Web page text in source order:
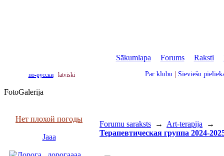
Sākumlapa Forums| Raksti
по-русски latviski Par klubu Sieviešu
FotoGalerija
Нет плохой погоды
Jaaa
Forumu saraksts → Art-terapija →
Терапевтическая группа 2024-